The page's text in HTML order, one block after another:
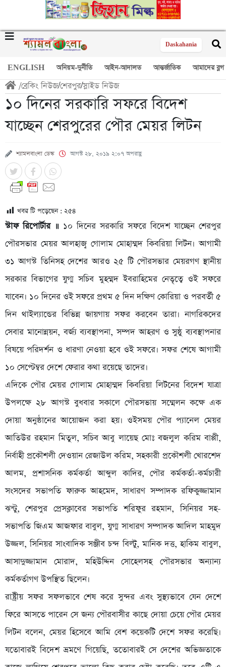
Daskahania
ENGLISH অনিয়ম-দুর্নীতি আইন-আদালত আন্তর্জাতিক আমাদের ব্লগ
/ব্রেকিং নিউজ/শেরপুর/স্লাইড নিউজ
১০ দিনের সরকারি সফরে বিদেশ
যাচ্ছেন শেরপুরের পৌর মেয়র লিটন
শ্যামলবাংলা ডেস্ক আগস্ট ২৮, ২০১৯ ২:০৭ অপরাহ্ণ
খবর টি পড়েছেন : ২৫৪
স্টাফ রিপোর্টার ॥ ১০ দিনের সরকারি সফরে বিদেশ যাচ্ছেন শেরপুর
পৌরসভার মেয়র আলহাজ্ব গোলাম মোহাম্মদ কিবরিয়া লিটন। আগামী
৩১ আগস্ট তিনিসহ দেশের আরও ২৫ টি পৌরসভার মেয়রগণ স্থানীয়
সরকার বিভাগের যুগ্ম সচিব মুহম্মদ ইবরাহিমের নেতৃত্বে ওই সফরে
যাবেন। ১০ দিনের ওই সফরে প্রথম ৫ দিন দক্ষিণ কোরিয়া ও পরবর্তী ৫
দিন থাইল্যান্ডের বিভিন্ন জায়গায় সফর করবেন তারা। নাগরিকদের
সেবার মানোন্নয়ন, বর্জ্য ব্যবস্থাপনা, সম্পদ আহরণ ও সুষ্ঠু ব্যবস্থাপনার
বিষয়ে পরিদর্শন ও ধারণা নেওয়া হবে ওই সফরে। সফর শেষে আগামী
১০ সেপ্টেম্বর দেশে ফেরার কথা রয়েছে তাদের।
এদিকে পৌর মেয়র গোলাম মোহাম্মদ কিবরিয়া লিটনের বিদেশ যাত্রা
উপলক্ষে ২৮ আগস্ট বুধবার সকালে পৌরসভায় সম্মেলন কক্ষে এক
দোয়া অনুষ্ঠানের আয়োজন করা হয়। ওইসময় পৌর প্যানেল মেয়র
আতিউর রহমান মিতুল, সচিব আবু লায়েছ মোঃ বজলুল করিম বাপ্পী,
নির্বাহী প্রকৌশলী দেওয়ান রেজাউল করিম, সহকারী প্রকৌশলী খোরশেদ
আলম, প্রশাসনিক কর্মকর্তা আব্দুল কাদির, পৌর কর্মকর্তা-কর্মচারী
সংসদের সভাপতি ফারুক আহমেদ, সাধারণ সম্পাদক রফিকুজ্জামান
ঝন্টু, শেরপুর প্রেসক্লাবের সভাপতি শরিফুর রহমান, সিনিয়র সহ-
সভাপতি জিএম আজফার বাবুল, যুগ্ম সাধারণ সম্পাদক আদিল মাহমুদ
উজ্জল, সিনিয়র সাংবাদিক সঞ্জীব চন্দ বিল্টু, মানিক দত্ত, হাকিম বাবুল,
আসাদুজ্জামান মোরাদ, মহিউদ্দিন সোহেলসহ পৌরসভার অন্যান্য
কর্মকর্তাগণ উপস্থিত ছিলেন।
রাষ্ট্রীয় সফর সফলভাবে শেষ করে সুন্দর এবং সুস্থ্যভাবে যেন দেশে
ফিরে আসতে পারেন সে জন্য পৌরবাসীর কাছে দোয়া চেয়ে পৌর মেয়র
লিটন বলেন, মেয়র হিসেবে আমি বেশ কয়েকটি দেশে সফর করেছি।
যতোবারই বিদেশ ভ্রমণে গিয়েছি, ততোবারই সে দেশের অভিজ্ঞতাকে